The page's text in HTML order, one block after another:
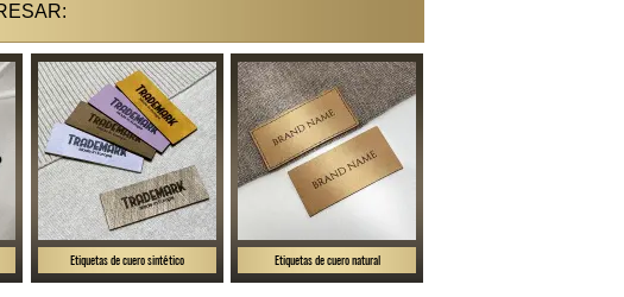
Etiquetas de cuero sintético Etiquetas de cuero natural